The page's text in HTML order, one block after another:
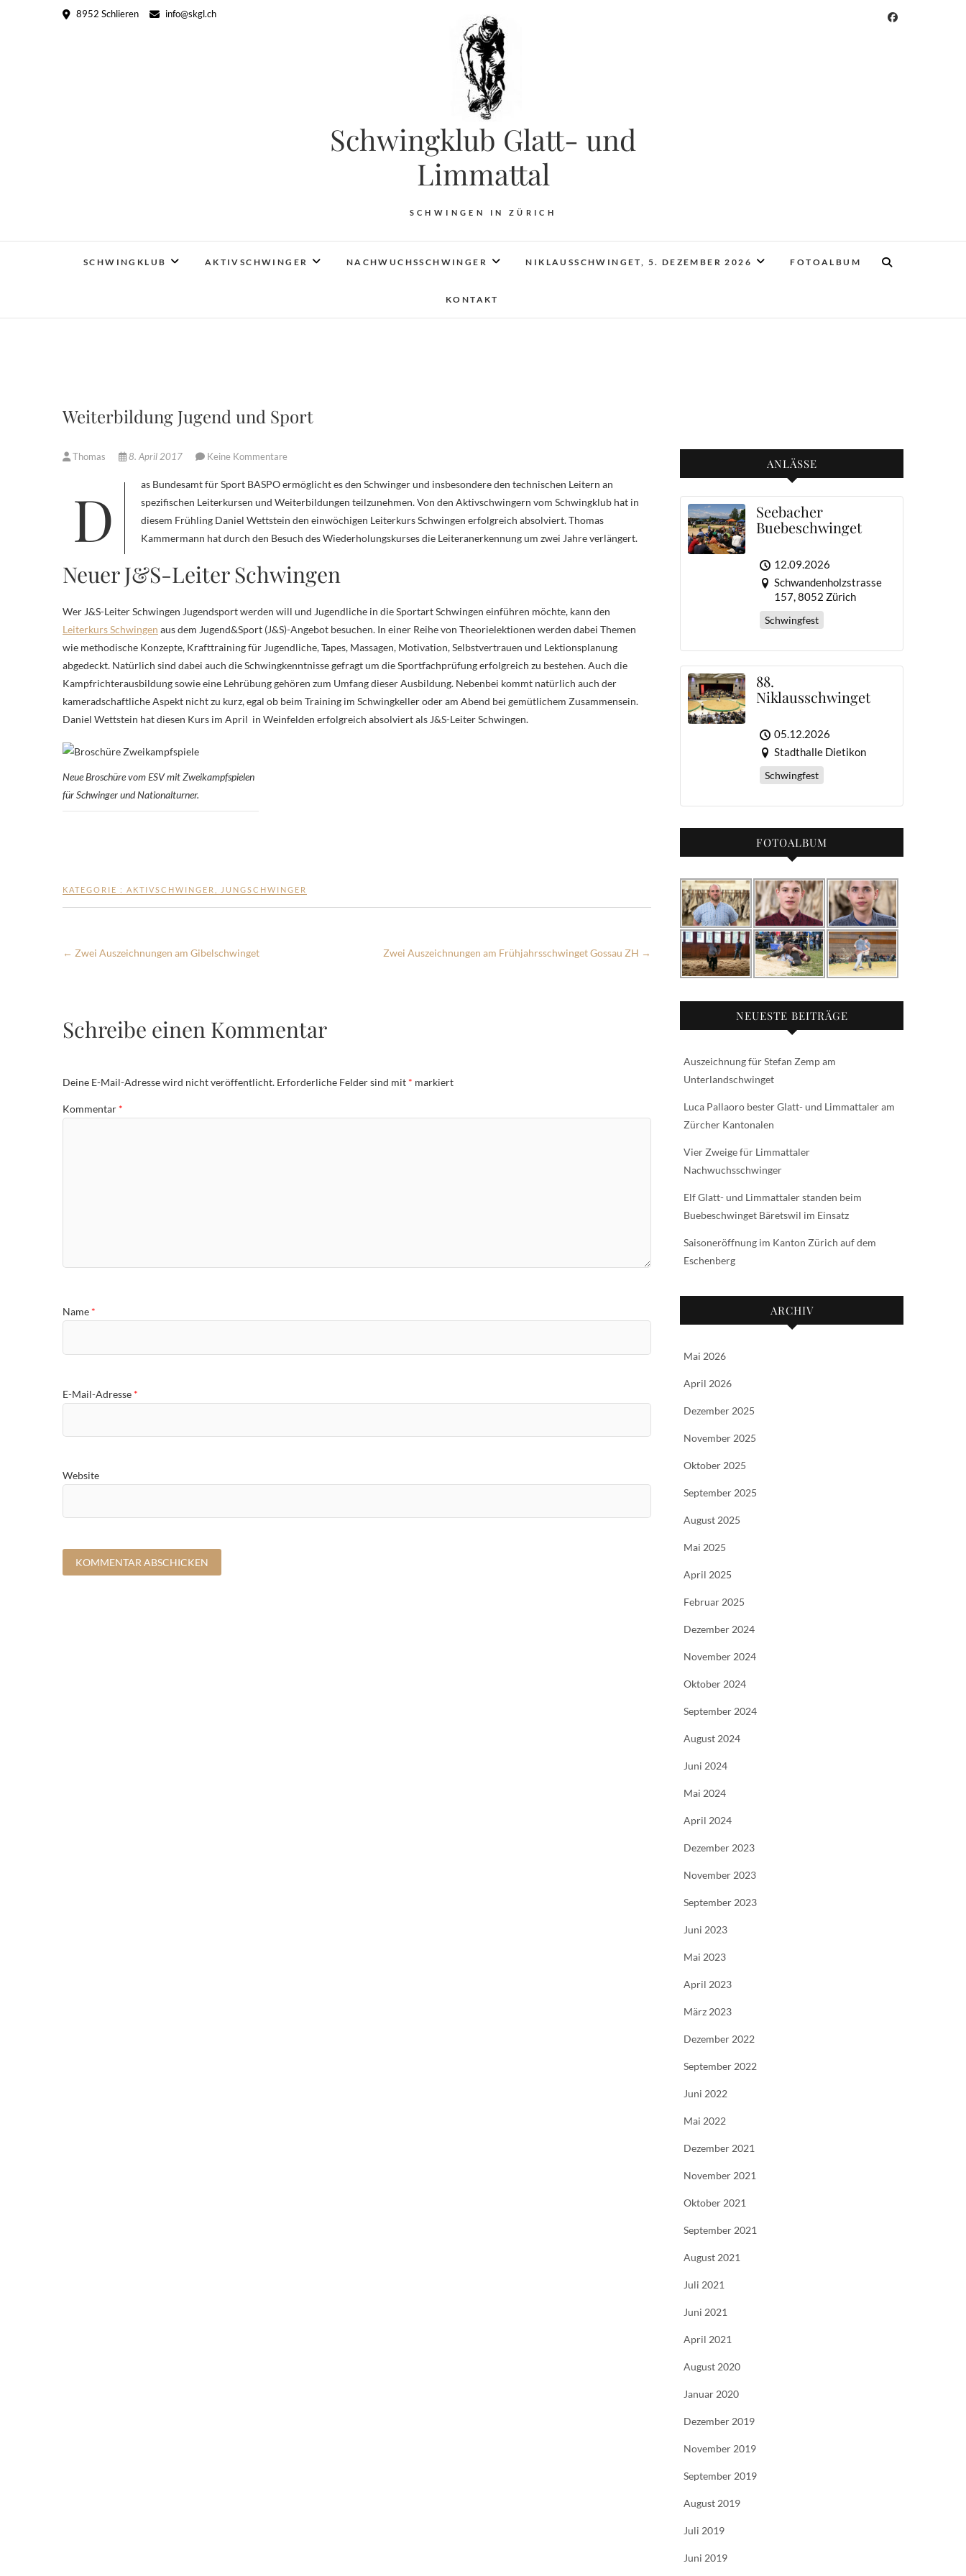
8952 Schlieren info@skgl.ch
Schwingklub Glatt- und
Limmattal
SCHWINGEN IN ZÜRICH
SCHWINGKLUB AKTIVSCHWINGER NACHWUCHSSCHWINGER NIKLAUSSCHWINGET, 5. DEZEMBER 2026 FOTOALBUM
KONTAKT
Weiterbildung Jugend und Sport
Thomas 8. April 2017 Keine Kommentare
Das Bundesamt für Sport BASPO ermöglicht es den Schwinger und insbesondere den technischen Leitern an
spezifischen Leiterkursen und Weiterbildungen teilzunehmen. Von den Aktivschwingern vom Schwingklub hat in
diesem Frühling Daniel Wettstein den einwöchigen Leiterkurs Schwingen erfolgreich absolviert. Thomas
Kammermann hat durch den Besuch des Wiederholungskurses die Leiteranerkennung um zwei Jahre verlängert.
Neuer J&S-Leiter Schwingen
Wer J&S-Leiter Schwingen Jugendsport werden will und Jugendliche in die Sportart Schwingen einführen möchte, kann den
Leiterkurs Schwingen aus dem Jugend&Sport (J&S)-Angebot besuchen. In einer Reihe von Theorielektionen werden dabei Themen
wie methodische Konzepte, Krafttraining für Jugendliche, Tapes, Massagen, Motivation, Selbstvertrauen und Lektionsplanung
abgedeckt. Natürlich sind dabei auch die Schwingkenntnisse gefragt um die Sportfachprüfung erfolgreich zu bestehen. Auch die
Kampfrichterausbildung sowie eine Lehrübung gehören zum Umfang dieser Ausbildung. Nebenbei kommt natürlich auch der
kameradschaftliche Aspekt nicht zu kurz, egal ob beim Training im Schwingkeller oder am Abend bei gemütlichem Zusammensein.
Daniel Wettstein hat diesen Kurs im April in Weinfelden erfolgreich absolviert als J&S-Leiter Schwingen.
Neue Broschüre vom ESV mit Zweikampfspielen
für Schwinger und Nationalturner.
KATEGORIE : AKTIVSCHWINGER JUNGSCHWINGER
← Zwei Auszeichnungen am Gibelschwinget Zwei Auszeichnungen am Frühjahrsschwinget Gossau ZH →
Schreibe einen Kommentar
Deine E-Mail-Adresse wird nicht veröffentlicht. Erforderliche Felder sind mit * markiert
Kommentar *
Name *
E-Mail-Adresse *
Website
ANLÄSSE
Seebacher
Buebeschwinget
12.09.2026
Schwandenholzstrasse
157, 8052 Zürich
Schwingfest
88.
Niklausschwinget
05.12.2026
Stadthalle Dietikon
Schwingfest
FOTOALBUM
NEUESTE BEITRÄGE
Auszeichnung für Stefan Zemp am
Unterlandschwinget
Luca Pallaoro bester Glatt- und Limmattaler am
Zürcher Kantonalen
Vier Zweige für Limmattaler
Nachwuchsschwinger
Elf Glatt- und Limmattaler standen beim
Buebeschwinget Bäretswil im Einsatz
Saisoneröffnung im Kanton Zürich auf dem
Eschenberg
ARCHIV
Mai 2026
April 2026
Dezember 2025
November 2025
Oktober 2025
September 2025
August 2025
Mai 2025
April 2025
Februar 2025
Dezember 2024
November 2024
Oktober 2024
September 2024
August 2024
Juni 2024
Mai 2024
April 2024
Dezember 2023
November 2023
September 2023
Juni 2023
Mai 2023
April 2023
März 2023
Dezember 2022
September 2022
Juni 2022
Mai 2022
Dezember 2021
November 2021
Oktober 2021
September 2021
August 2021
Juli 2021
Juni 2021
April 2021
August 2020
Januar 2020
Dezember 2019
November 2019
September 2019
August 2019
Juli 2019
Juni 2019